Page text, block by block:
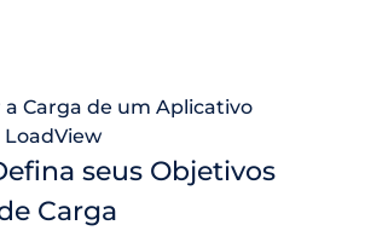
a Carga de um Aplicativo
seus Objetivos
Carga